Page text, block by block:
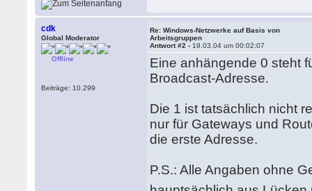
cdk
Global Moderator
Offline
Beiträge: 10.299
Re: Windows-Netzwerke auf Basis von
Arbeitsgruppen
Antwort #2 - 19.03.04 um 00:02:07
Eine anhängende 0 steht
Broadcast-Adresse.
Die 1 ist tatsächlich nicht
nur für Gateways und
die erste Adresse.
P.S.: Alle Angaben ohne